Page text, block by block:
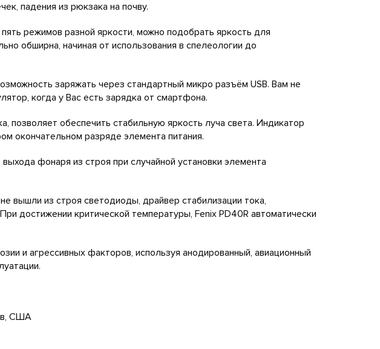
падения из рюкзака на почву.
режимов разной яркости, можно подобрать яркость для
обширна, начиная от использования в спелеологии до
заряжать через стандартный микро разъём USB. Вам не
когда у Вас есть зарядка от смартфона.
позволяет обеспечить стабильную яркость луча света. Индикатор
окончательном разряде элемента питания.
фонаря из строя при случайной установки элемента
вышли из строя светодиоды, драйвер стабилизации тока,
достижении критической температуры, Fenix PD40R автоматически
и агрессивных факторов, используя анодированный, авиационный
США